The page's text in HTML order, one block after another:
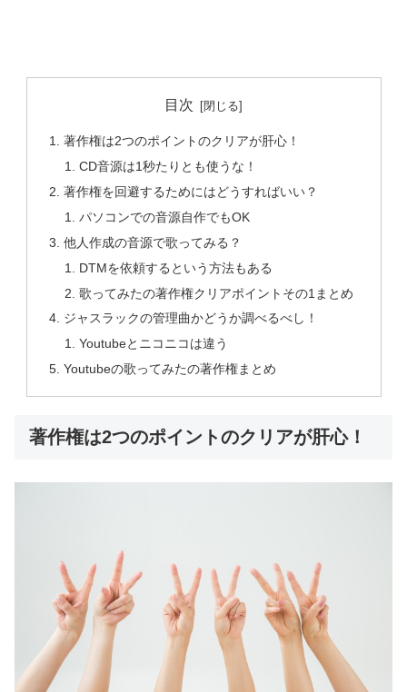
目次
著作権は2つのポイントのクリアが肝心！
CD音源は1秒たりとも使うな！
著作権を回避するためにはどうすればいい？
パソコンでの音源自作でもOK
他人作成の音源で歌ってみる？
DTMを依頼するという方法もある
歌ってみたの著作権クリアポイントその1まとめ
ジャスラックの管理曲かどうか調べるべし！
Youtubeとニコニコは違う
Youtubeの歌ってみたの著作権まとめ
著作権は2つのポイントのクリアが肝心！